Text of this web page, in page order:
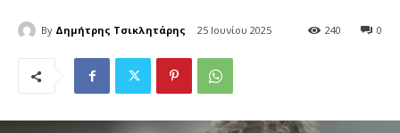
By Δημήτρης Τσικλητάρης 25 Ιουνίου 2025 0
240